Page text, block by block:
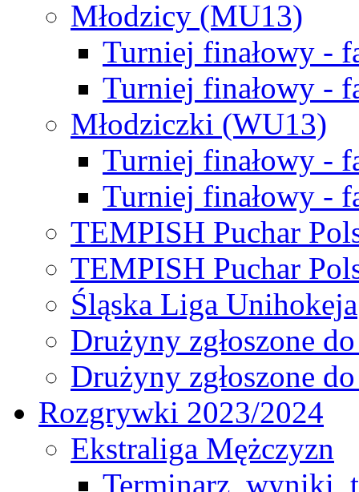
Młodzicy (MU13)
Turniej finałowy -
Turniej finałowy -
Młodziczki (WU13)
Turniej finałowy -
Turniej finałowy -
TEMPISH Puchar
TEMPISH Puchar
Śląska Liga Unihokeja
Drużyny zgłoszone
Drużyny zgłoszone
Rozgrywki 2023/2024
Ekstraliga Mężczyzn
Terminarz, wyniki,